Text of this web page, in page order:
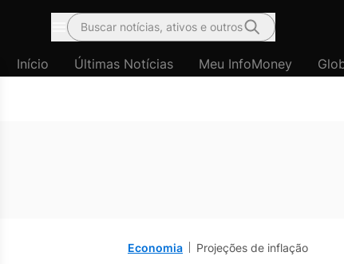
Menu
Buscar notícias, ativos e outros
Início Últimas Notícias Meu InfoMoney
Economia Projeções de inflação